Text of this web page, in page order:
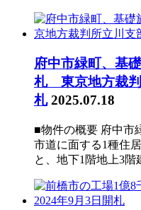
府中市緑町、基
札 東京地方裁判
札 2025.07.18
■物件の概要 府中市
市道に面する1種住
と、地下1階地上3